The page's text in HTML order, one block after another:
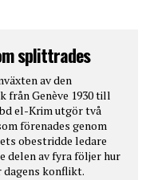
splittrades
av den
från Genève 1930 till
el-Krim utgör två
förenades genom
obestridde ledare
delen av fyra följer hur
konflikt.